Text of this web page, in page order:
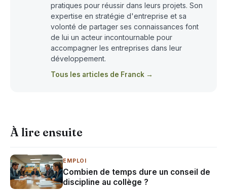
pratiques pour réussir dans leurs projets. Son
expertise en stratégie d'entreprise et sa
volonté de partager ses connaissances font
de lui un acteur incontournable pour
accompagner les entreprises dans leur
développement.
Tous les articles de Franck →
À lire ensuite
EMPLOI
Combien de temps dure un conseil de
discipline au collège ?